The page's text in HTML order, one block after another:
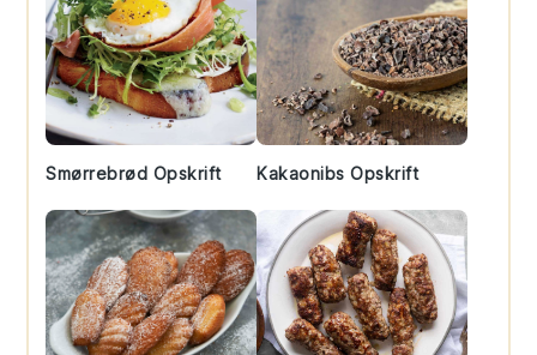
Smørrebrød Opskrift Kakaonibs Opskrift